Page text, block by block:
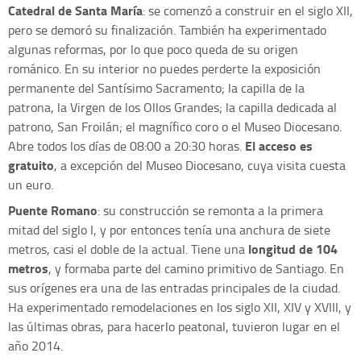
Catedral de Santa María: se comenzó a construir en el siglo XII,
pero se demoró su finalización. También ha experimentado
algunas reformas, por lo que poco queda de su origen
románico. En su interior no puedes perderte la exposición
permanente del Santísimo Sacramento; la capilla de la
patrona, la Virgen de los Ollos Grandes; la capilla dedicada al
patrono, San Froilán; el magnífico coro o el Museo Diocesano.
Abre todos los días de 08:00 a 20:30 horas. El acceso es
gratuito, a excepción del Museo Diocesano, cuya visita cuesta
un euro.
Puente Romano: su construcción se remonta a la primera
mitad del siglo I, y por entonces tenía una anchura de siete
metros, casi el doble de la actual. Tiene una longitud de 104
metros, y formaba parte del camino primitivo de Santiago. En
sus orígenes era una de las entradas principales de la ciudad.
Ha experimentado remodelaciones en los siglo XII, XIV y XVIII, y
las últimas obras, para hacerlo peatonal, tuvieron lugar en el
año 2014.